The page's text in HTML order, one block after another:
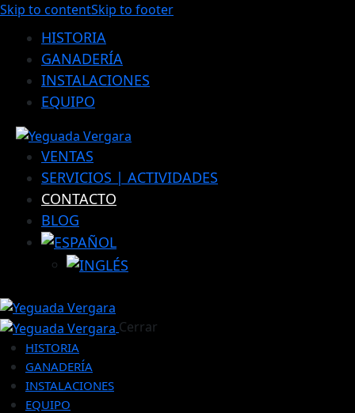
Skip to contentSkip to footer
HISTORIA
GANADERÍA
INSTALACIONES
EQUIPO
VENTAS
SERVICIOS | ACTIVIDADES
CONTACTO
BLOG
Cerrar
HISTORIA
GANADERÍA
INSTALACIONES
EQUIPO